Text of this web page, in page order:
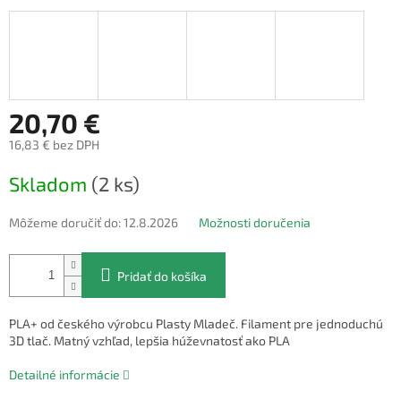
20,70 €
16,83 € bez DPH
cena:
Skladom (2 ks)
Môžeme doručiť do:12.8.2026 Možnosti doručenia
Pridať do košíka
PLA+ od českého výrobcu Plasty Mladeč. Filament pre jednoduchú
3D tlač. Matný vzhľad, lepšia húževnatosť ako PLA
Detailné informácie